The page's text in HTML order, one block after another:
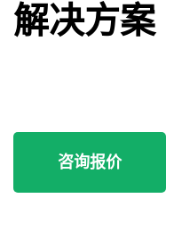
解决方案
咨询报价